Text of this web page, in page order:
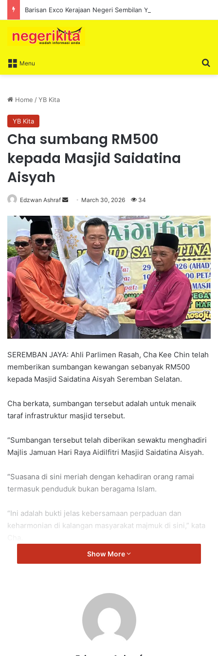
Menu
Home /YB Kita
YB Kita
Cha sumbang RM500
kepada Masjid Saidatina
Aisyah
Edzwan Ashraf
n
d
a
n
e
m
a
i
l
March 30, 2026 34
SEREMBAN JAYA: Ahli Parlimen Rasah, Cha Kee Chin telah
memberikan sumbangan kewangan sebanyak RM500
kepada Masjid Saidatina Aisyah Seremban Selatan.
Cha berkata, sumbangan tersebut adalah untuk menaik
taraf infrastruktur masjid tersebut.
“Sumbangan tersebut telah diberikan sewaktu menghadiri
Majlis Jamuan Hari Raya Aidilfitri Masjid Saidatina Aisyah.
“Suasana di sini meriah dengan kehadiran orang ramai
termasuk penduduk bukan beragama Islam.
“Ini adalah bukti jelas kebersamaan perpaduan dan
keharmonian di kalangan masyarakat majmuk di sini,” kata
Rasah
Show More